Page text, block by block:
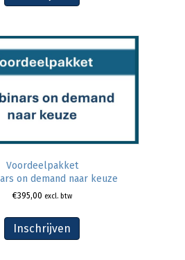
Voordeelpakket
on demand naar keuze
€395,00 excl. btw
Inschrijven